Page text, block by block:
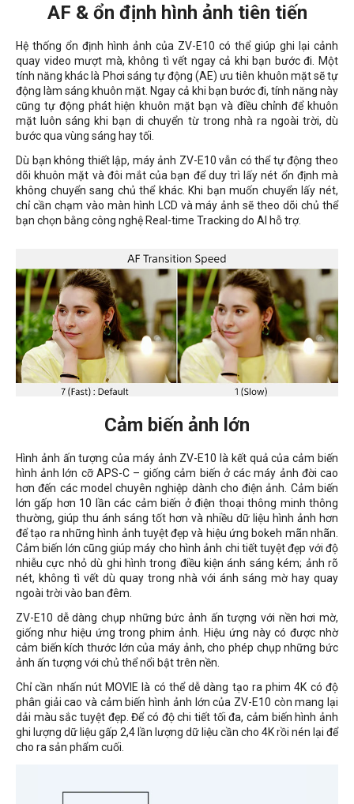
AF & ổn định hình ảnh tiên tiến
Hệ thống ổn định hình ảnh của ZV-E10 có thể giúp ghi lại cảnh
quay video mượt mà, không tì vết ngay cả khi bạn bước đi. Một
tính năng khác là Phơi sáng tự động (AE) ưu tiên khuôn mặt sẽ tự
động làm sáng khuôn mặt. Ngay cả khi bạn bước đi, tính năng này
cũng tự động phát hiện khuôn mặt bạn và điều chỉnh để khuôn
mặt luôn sáng khi bạn di chuyển từ trong nhà ra ngoài trời, dù
bước qua vùng sáng hay tối.
Dù bạn không thiết lập, máy ảnh ZV-E10 vẫn có thể tự động theo
dõi khuôn mặt và đôi mắt của bạn để duy trì lấy nét ổn định mà
không chuyển sang chủ thể khác. Khi bạn muốn chuyển lấy nét,
chỉ cần chạm vào màn hình LCD và máy ảnh sẽ theo dõi chủ thể
bạn chọn bằng công nghệ Real-time Tracking do AI hỗ trợ.
Cảm biến ảnh lớn
Hình ảnh ấn tượng của máy ảnh ZV-E10 là kết quả của cảm biến
hình ảnh lớn cỡ APS-C – giống cảm biến ở các máy ảnh đời cao
hơn đến các model chuyên nghiệp dành cho điện ảnh. Cảm biến
lớn gấp hơn 10 lần các cảm biến ở điện thoại thông minh thông
thường, giúp thu ánh sáng tốt hơn và nhiều dữ liệu hình ảnh hơn
để tạo ra những hình ảnh tuyệt đẹp và hiệu ứng bokeh mãn nhãn.
Cảm biến lớn cũng giúp máy cho hình ảnh chi tiết tuyệt đẹp với độ
nhiễu cực nhỏ dù ghi hình trong điều kiện ánh sáng kém; ảnh rõ
nét, không tì vết dù quay trong nhà với ánh sáng mờ hay quay
ngoài trời vào ban đêm.
ZV-E10 dễ dàng chụp những bức ảnh ấn tượng với nền hơi mờ,
giống như hiệu ứng trong phim ảnh. Hiệu ứng này có được nhờ
cảm biến kích thước lớn của máy ảnh, cho phép chụp những bức
ảnh ấn tượng với chủ thể nổi bật trên nền.
Chỉ cần nhấn nút MOVIE là có thể dễ dàng tạo ra phim 4K có độ
phân giải cao và cảm biến hình ảnh lớn của ZV-E10 còn mang lại
dải màu sắc tuyệt đẹp. Để có độ chi tiết tối đa, cảm biến hình ảnh
ghi lượng dữ liệu gấp 2,4 lần lượng dữ liệu cần cho 4K rồi nén lại để
cho ra sản phẩm cuối.